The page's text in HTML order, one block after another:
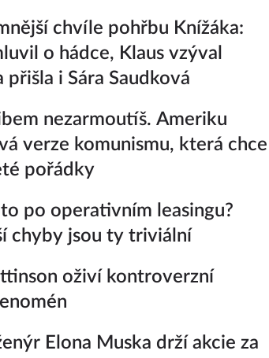
chvíle pohřbu Knížáka:
o hádce, Klaus vzýval
přišla i Sára Saudková
nezarmoutíš. Ameriku
verze komunismu, která chce
pořádky
po operativním leasingu?
chyby jsou ty triviální
oživí kontroverzní
Elona Muska drží akcie za